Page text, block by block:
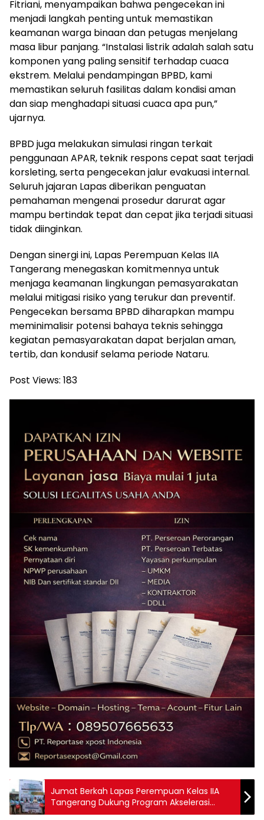
Fitriani, menyampaikan bahwa pengecekan ini
menjadi langkah penting untuk memastikan
keamanan warga binaan dan petugas menjelang
masa libur panjang. “Instalasi listrik adalah salah satu
komponen yang paling sensitif terhadap cuaca
ekstrem. Melalui pendampingan BPBD, kami
memastikan seluruh fasilitas dalam kondisi aman
dan siap menghadapi situasi cuaca apa pun,”
ujarnya.
BPBD juga melakukan simulasi ringan terkait
penggunaan APAR, teknik respons cepat saat terjadi
korsleting, serta pengecekan jalur evakuasi internal.
Seluruh jajaran Lapas diberikan penguatan
pemahaman mengenai prosedur darurat agar
mampu bertindak tepat dan cepat jika terjadi situasi
tidak diinginkan.
Dengan sinergi ini, Lapas Perempuan Kelas IIA
Tangerang menegaskan komitmennya untuk
menjaga keamanan lingkungan pemasyarakatan
melalui mitigasi risiko yang terukur dan preventif.
Pengecekan bersama BPBD diharapkan mampu
meminimalisir potensi bahaya teknis sehingga
kegiatan pemasyarakatan dapat berjalan aman,
tertib, dan kondusif selama periode Nataru.
Post Views: 183
Jumat Berkah Lapas Perempuan Kelas IIA
Tangerang Dukung Program Akselerasi
Menteri Imigrasi Dan Pemasyarakatan Agus